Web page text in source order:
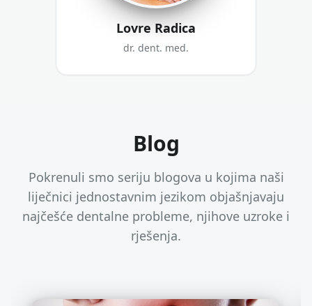
Lovre Radica
dr. dent. med.
Blog
Pokrenuli smo seriju blogova u kojima naši
liječnici jednostavnim jezikom objašnjavaju
najčešće dentalne probleme, njihove uzroke i
rješenja.